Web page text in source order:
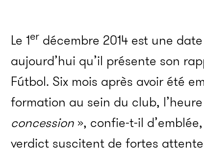
Le 1erdécembre 2014 est une
aujourd’hui qu’il présente son
Fútbol. Six mois après avoir été
formation au sein du club,
concession», confie-t-il
verdict suscitent de fortes